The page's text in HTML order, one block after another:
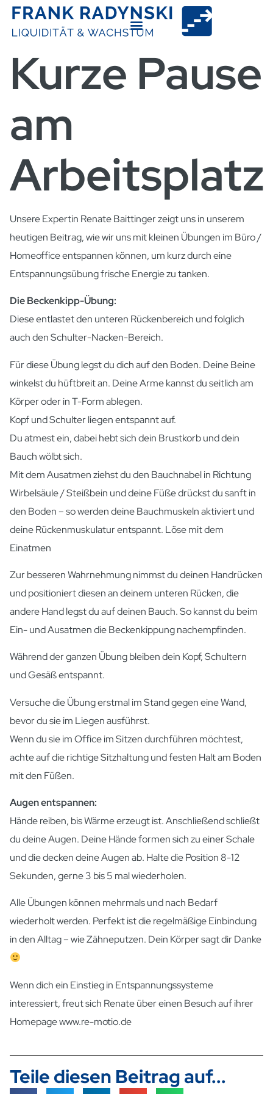
Kurze Pause
am
Arbeitsplatz
Unsere Expertin Renate Baittinger zeigt uns in unserem
heutigen Beitrag, wie wir uns mit kleinen Übungen im Büro /
Homeoffice entspannen können, um kurz durch eine
Entspannungsübung frische Energie zu tanken.
Die Beckenkipp-Übung:
Diese entlastet den unteren Rückenbereich und folglich
auch den Schulter-Nacken-Bereich.
Für diese Übung legst du dich auf den Boden. Deine Beine
winkelst du hüftbreit an. Deine Arme kannst du seitlich am
Körper oder in T-Form ablegen.
Kopf und Schulter liegen entspannt auf.
Du atmest ein, dabei hebt sich dein Brustkorb und dein
Bauch wölbt sich.
Mit dem Ausatmen ziehst du den Bauchnabel in Richtung
Wirbelsäule / Steißbein und deine Füße drückst du sanft in
den Boden – so werden deine Bauchmuskeln aktiviert und
deine Rückenmuskulatur entspannt. Löse mit dem
Einatmen
Zur besseren Wahrnehmung nimmst du deinen Handrücken
und positioniert diesen an deinem unteren Rücken, die
andere Hand legst du auf deinen Bauch. So kannst du beim
Ein- und Ausatmen die Beckenkippung nachempfinden.
Während der ganzen Übung bleiben dein Kopf, Schultern
und Gesäß entspannt.
Versuche die Übung erstmal im Stand gegen eine Wand,
bevor du sie im Liegen ausführst.
Wenn du sie im Office im Sitzen durchführen möchtest,
achte auf die richtige Sitzhaltung und festen Halt am Boden
mit den Füßen.
Augen entspannen:
Hände reiben, bis Wärme erzeugt ist. Anschließend schließt
du deine Augen. Deine Hände formen sich zu einer Schale
und die decken deine Augen ab. Halte die Position 8-12
Sekunden, gerne 3 bis 5 mal wiederholen.
Alle Übungen können mehrmals und nach Bedarf
wiederholt werden. Perfekt ist die regelmäßige Einbindung
in den Alltag – wie Zähneputzen. Dein Körper sagt dir Danke
Wenn dich ein Einstieg in Entspannungssysteme
interessiert, freut sich Renate über einen Besuch auf ihrer
Homepage www.re-motio.de
Teile diesen Beitrag auf...